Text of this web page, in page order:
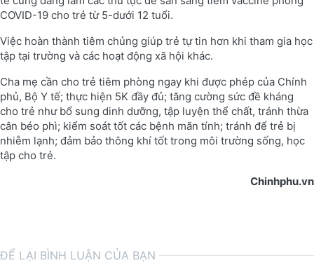
COVID-19 cho trẻ từ 5-dưới 12 tuổi.
Việc hoàn thành tiêm chủng giúp trẻ tự tin hơn khi tham gia học
tập tại trường và các hoạt động xã hội khác.
Cha mẹ cần cho trẻ tiêm phòng ngay khi được phép của Chính
phủ, Bộ Y tế; thực hiện 5K đầy đủ; tăng cường sức đề kháng
cho trẻ như bổ sung dinh dưỡng, tập luyện thể chất, tránh thừa
cân béo phì; kiểm soát tốt các bệnh mãn tính; tránh để trẻ bị
nhiễm lạnh; đảm bảo thông khí tốt trong môi trường sống, học
tập cho trẻ.
Chinhphu.vn
ĐỂ LẠI BÌNH LUẬN CỦA BẠN